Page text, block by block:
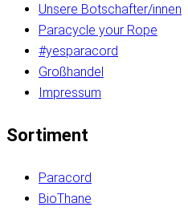
Unsere Botschafter/innen
Paracycle your Rope
#yesparacord
Großhandel
Impressum
Sortiment
Paracord
BioThane